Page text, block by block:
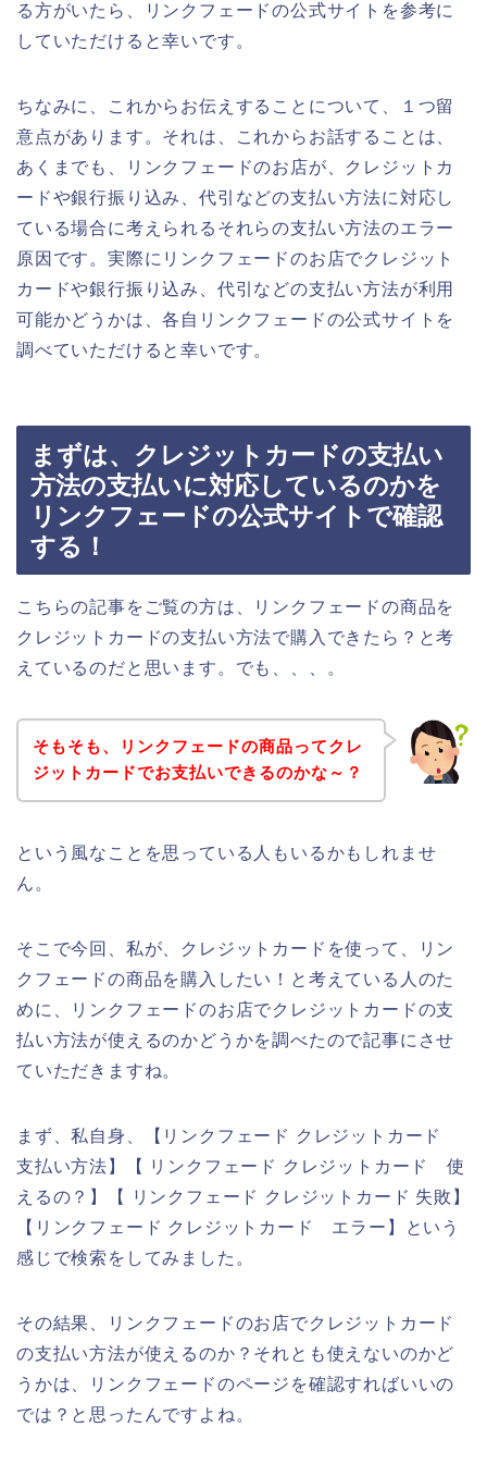
る方がいたら、リンクフェードの公式サイトを参考に
していただけると幸いです。
ちなみに、これからお伝えすることについて、１つ留
意点があります。それは、これからお話することは、
あくまでも、リンクフェードのお店が、クレジットカ
ードや銀行振り込み、代引などの支払い方法に対応し
ている場合に考えられるそれらの支払い方法のエラー
原因です。実際にリンクフェードのお店でクレジット
カードや銀行振り込み、代引などの支払い方法が利用
可能かどうかは、各自リンクフェードの公式サイトを
調べていただけると幸いです。
まずは、クレジットカードの支払い
方法の支払いに対応しているのかを
リンクフェードの公式サイトで確認
する！
こちらの記事をご覧の方は、リンクフェードの商品を
クレジットカードの支払い方法で購入できたら？と考
えているのだと思います。でも、、、。
そもそも、リンクフェードの商品ってクレ
ジットカードでお支払いできるのかな～？
という風なことを思っている人もいるかもしれませ
ん。
そこで今回、私が、クレジットカードを使って、リン
クフェードの商品を購入したい！と考えている人のた
めに、リンクフェードのお店でクレジットカードの支
払い方法が使えるのかどうかを調べたので記事にさせ
ていただきますね。
まず、私自身、【リンクフェード クレジットカード
支払い方法】【 リンクフェード クレジットカード 使
えるの？】【 リンクフェード クレジットカード 失敗】
【リンクフェード クレジットカード エラー】という
感じで検索をしてみました。
その結果、リンクフェードのお店でクレジットカード
の支払い方法が使えるのか？それとも使えないのかど
うかは、リンクフェードのページを確認すればいいの
では？と思ったんですよね。